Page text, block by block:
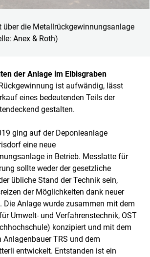
über die Metallrückgewinnungsanlage
Anex & Roth)
der Anlage im Elbisgraben
ist aufwändig, lässt
eines bedeutenden Teils der
gestalten.
ging auf der Deponieanlage
eine neue
in Betrieb. Messlatte für
sollte weder der gesetzliche
übliche Stand der Technik sein,
der Möglichkeiten dank neuer
Die Anlage wurde zusammen mit dem
Umwelt- und Verfahrenstechnik, OST
konzipiert und mit dem
Anlagenbauer TRS und dem
entwickelt. Entstanden ist ein